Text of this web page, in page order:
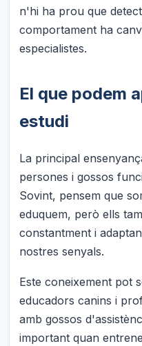
n'hi ha prou que
comportament ha
especialistes.
El que podem
estudi
La principal
persones i gossos
Sovint, pensem que
eduquem, però ells
constantment i
nostres senyals.
Este coneixement pot
educadors canins i
amb gossos
important quan